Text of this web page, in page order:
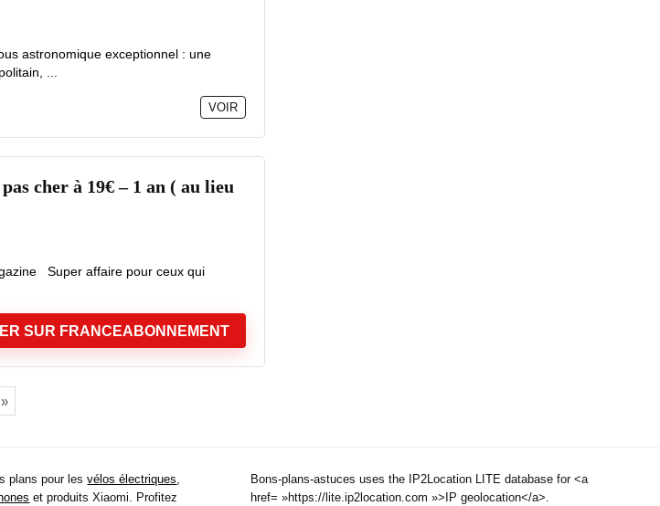
astronomique exceptionnel : une
...
VOIR
cher à 19€ – 1 an ( au lieu
Super affaire pour ceux qui
SUR FRANCEABONNEMENT
plans pour lesvélos électriques,
et produits Xiaomi. Profitez
Bons-plans-astuces uses the IP2Location LITE database for <a
href= »https://lite.ip2location.com »>IP geolocation</a>.